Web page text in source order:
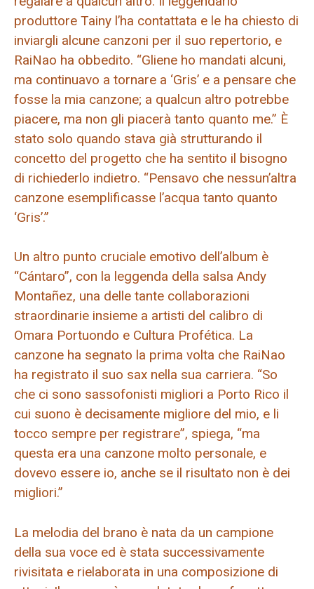
produttore Tainy l’ha contattata e le ha chiesto di
inviargli alcune canzoni per il suo repertorio, e
RaiNao ha obbedito. “Gliene ho mandati alcuni,
ma continuavo a tornare a ‘Gris’ e a pensare che
fosse la mia canzone; a qualcun altro potrebbe
piacere, ma non gli piacerà tanto quanto me.” È
stato solo quando stava già strutturando il
concetto del progetto che ha sentito il bisogno
di richiederlo indietro. “Pensavo che nessun’altra
canzone esemplificasse l’acqua tanto quanto
‘Gris’.”
Un altro punto cruciale emotivo dell’album è
“Cántaro”, con la leggenda della salsa Andy
Montañez, una delle tante collaborazioni
straordinarie insieme a artisti del calibro di
Omara Portuondo e Cultura Profética. La
canzone ha segnato la prima volta che RaiNao
ha registrato il suo sax nella sua carriera. “So
che ci sono sassofonisti migliori a Porto Rico il
cui suono è decisamente migliore del mio, e li
tocco sempre per registrare”, spiega, “ma
questa era una canzone molto personale, e
dovevo essere io, anche se il risultato non è dei
migliori.”
La melodia del brano è nata da un campione
della sua voce ed è stata successivamente
rivisitata e rielaborata in una composizione di